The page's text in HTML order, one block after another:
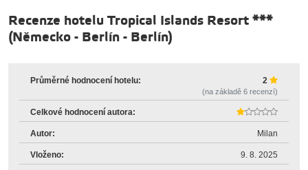
Recenze hotelu Tropical Islands Resort ***
(Německo - Berlín - Berlín)
Průměrné hodnocení hotelu: 2
(na základě 6 recenzí)
Celkové hodnocení autora:
Autor: Milan
Vloženo: 9. 8. 2025